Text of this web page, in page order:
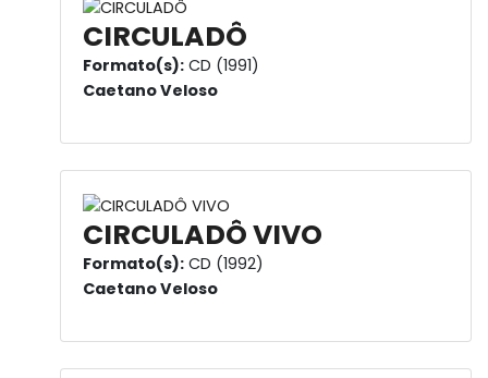
CIRCULADÔ
Formato(s): CD (1991)
Caetano Veloso
CIRCULADÔ VIVO
Formato(s): CD (1992)
Caetano Veloso